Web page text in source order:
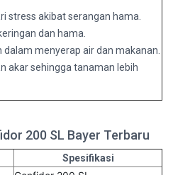
stress akibat serangan hama.
dan hama.
menyerap air dan makanan.
akar sehingga tanaman lebih
200 SL Bayer Terbaru
Spesifikasi